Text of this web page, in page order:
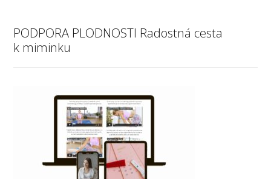
PODPORA PLODNOSTI Radostná cesta
k miminku